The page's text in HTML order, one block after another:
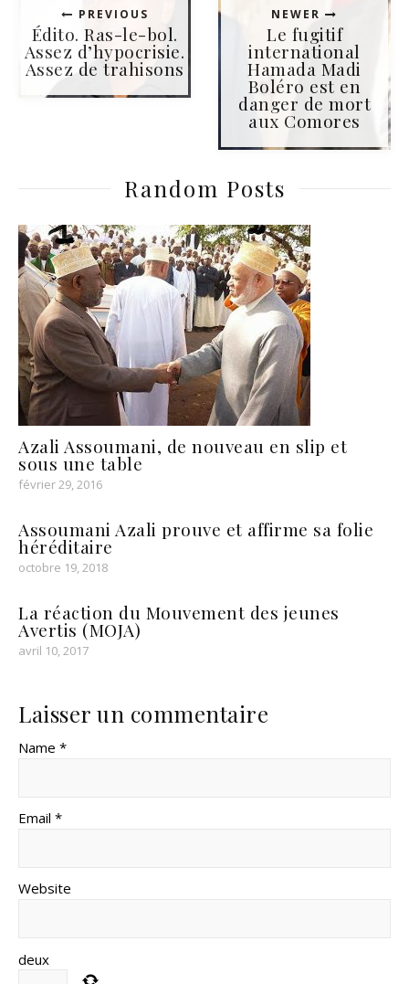
PREVIOUS
Édito. Ras-le-bol.
Assez d’hypocrisie.
Assez de trahisons
NEWER
Le fugitif
international
Hamada Madi
Boléro est en
danger de mort
aux Comores
Random Posts
Azali Assoumani, de nouveau en slip et
sous une table
février 29, 2016
Assoumani Azali prouve et affirme sa folie
héréditaire
octobre 19, 2018
La réaction du Mouvement des jeunes
Avertis (MOJA)
avril 10, 2017
Laisser un commentaire
Name *
Email *
Website
deux